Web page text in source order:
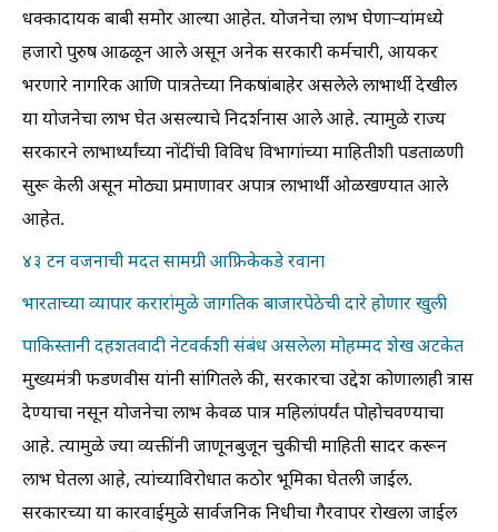
धक्कादायक बाबी समोर आल्या आहेत. योजनेचा लाभ घेणाऱ्यांमध्ये
हजारो पुरुष आढळून आले असून अनेक सरकारी कर्मचारी, आयकर
भरणारे नागरिक आणि पात्रतेच्या निकषांबाहेर असलेले लाभार्थी देखील
या योजनेचा लाभ घेत असल्याचे निदर्शनास आले आहे. त्यामुळे राज्य
सरकारने लाभार्थ्यांच्या नोंदींची विविध विभागांच्या माहितीशी पडताळणी
सुरू केली असून मोठ्या प्रमाणावर अपात्र लाभार्थी ओळखण्यात आले
आहेत.
४३ टन वजनाची मदत सामग्री आफ्रिकेकडे रवाना
भारताच्या व्यापार करारांमुळे जागतिक बाजारपेठेची दारे होणार खुली
पाकिस्तानी दहशतवादी नेटवर्कशी संबंध असलेला मोहम्मद शेख अटकेत
मुख्यमंत्री फडणवीस यांनी सांगितले की, सरकारचा उद्देश कोणालाही त्रास
देण्याचा नसून योजनेचा लाभ केवळ पात्र महिलांपर्यंत पोहोचवण्याचा
आहे. त्यामुळे ज्या व्यक्तींनी जाणूनबुजून चुकीची माहिती सादर करून
लाभ घेतला आहे, त्यांच्याविरोधात कठोर भूमिका घेतली जाईल.
सरकारच्या या कारवाईमुळे सार्वजनिक निधीचा गैरवापर रोखला जाईल